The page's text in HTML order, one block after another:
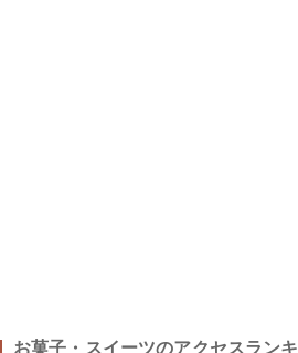
お菓子・スイーツのアクセスランキ